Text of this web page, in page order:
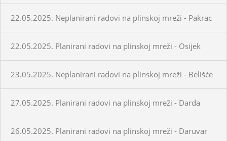
22.05.2025. Neplanirani radovi na plinskoj mreži - Pakrac
22.05.2025. Planirani radovi na plinskoj mreži - Osijek
23.05.2025. Neplanirani radovi na plinskoj mreži - Belišće
27.05.2025. Planirani radovi na plinskoj mreži - Darda
26.05.2025. Planirani radovi na plinskoj mreži - Daruvar